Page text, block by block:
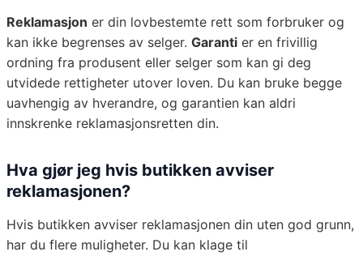
Reklamasjon er din lovbestemte rett som forbruker og
kan ikke begrenses av selger. Garanti er en frivillig
ordning fra produsent eller selger som kan gi deg
utvidede rettigheter utover loven. Du kan bruke begge
uavhengig av hverandre, og garantien kan aldri
innskrenke reklamasjonsretten din.
Hva gjør jeg hvis butikken avviser
reklamasjonen?
Hvis butikken avviser reklamasjonen din uten god grunn,
har du flere muligheter. Du kan klage til